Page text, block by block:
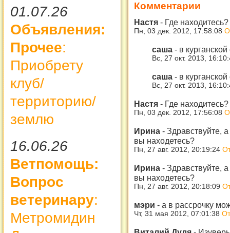
01.07.26
Объявления:
Прочее:
Приобрету
клуб/
территорию/
землю
16.06.26
Ветпомощь:
Вопрос
ветеринару:
Метромидин
Комментарии
Настя - Где находитесь?
Пн, 03 дек. 2012, 17:58:08
саша - в
Вс, 27 окт. 2013,
саша - в
Вс, 27 окт. 2013,
Настя - Где находитесь?
Пн, 03 дек. 2012, 17:56:08
Ирина - Здравствуйте,
вы находетесь?
Пн, 27 авг. 2012, 20:19:24
Ирина - Здравствуйте,
вы находетесь?
Пн, 27 авг. 2012, 20:18:09
мэри - а в рассрочку
Чт, 31 мая 2012, 07:01:38